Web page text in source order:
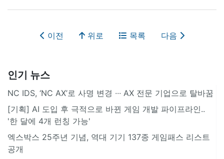
이전 위로 목록 다음
인기 뉴스
NC IDS, ‘NC AX’로 사명 변경 ∙∙∙ AX 전문 기업으로 탈바꿈
[기획] AI 도입 후 극적으로 바뀐 게임 개발 파이프라인..
'한 달에 4개 런칭 가능'
엑스박스 25주년 기념, 역대 기기 137종 게임패스 리스트
공개